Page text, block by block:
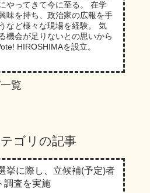
やってきて今に至る。 在学
味を持ち、政治家の広報を手
など様々な現場を経験。 気
機会が足りないとの思いから
HIROSHIMAを設立。
覧
ゴリの記事
挙に際し、立候補(予定)者
調査を実施